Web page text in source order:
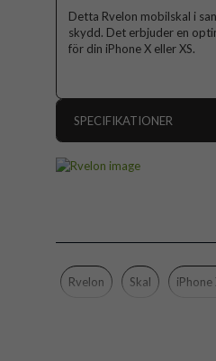
Detta Rvelon mobilskal i
skydd. Det erbjuder en
för din iPhone X eller XS.
SPECIFIKATIONER
Egenskaper
Färg
Rvelon Skal iPhone